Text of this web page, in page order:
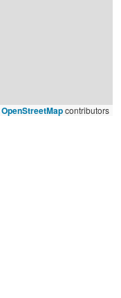
OpenStreetMapcontributors